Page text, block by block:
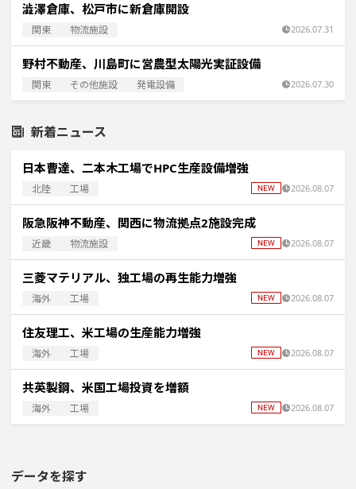
澁澤倉庫、松戸市に新倉庫開設
関東 物流施設 2026.07.31
野村不動産、川島町に営農型太陽光実証設備
関東 その他施設 発電設備 2026.07.30
新着ニュース
日本曹達、二本木工場でHPC生産設備増強
北陸 工場 2026.08.07
阪急阪神不動産、関西に物流拠点2施設完成
近畿 物流施設 2026.08.07
三菱マテリアル、独工場の再生能力増強
海外 工場 2026.08.07
住友理工、米工場の生産能力増強
海外 工場 2026.08.07
共英製鋼、米国工場投資を増額
海外 工場 2026.08.07
データを探す